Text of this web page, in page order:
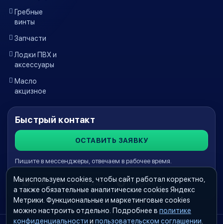
Гребные
винты
Запчасти
Лодки ПВХ и
аксессуары
Масло
акцизное
Быстрый контакт
ОСТАВИТЬ ЗАЯВКУ
Пишите в мессенджеры, отвечаем в рабочее время.
WhatsApp Краснодар Telegram
Мы используем cookies, чтобы сайт работал корректно,
а также обязательные аналитические cookies Яндекс
Метрики. Функциональные и маркетинговые cookies
можно настроить отдельно. Подробнее в политике
конфиденциальности и пользовательском соглашении